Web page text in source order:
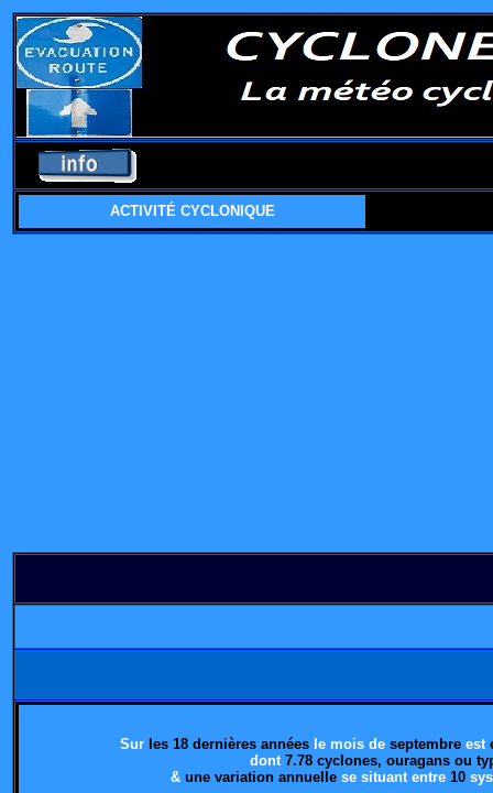
ACTIVITÉ CYCLONIQUE
Sur les 18 dernières années le mois de septembre est
dont 7.78 cyclones, ouragans ou
& une variation annuellese situant entre 10